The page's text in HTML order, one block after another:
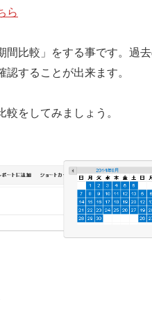
ら
間比較」をする事です。過
認することが出来ます。
較をしてみましょう。